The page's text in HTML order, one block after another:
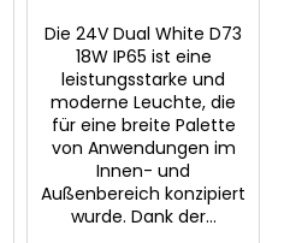
Die 24V Dual White D73
18W IP65 ist eine
leistungsstarke und
moderne Leuchte, die
für eine breite Palette
von Anwendungen im
Innen- und
Außenbereich konzipiert
wurde. Dank der...